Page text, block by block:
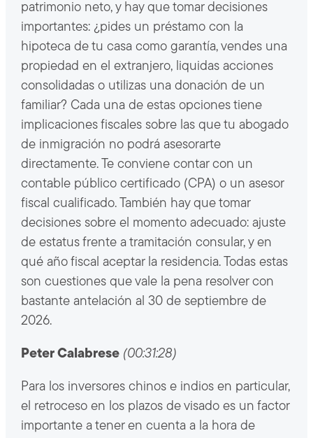
patrimonio neto, y hay que tomar decisiones
importantes: ¿pides un préstamo con la
hipoteca de tu casa como garantía, vendes una
propiedad en el extranjero, liquidas acciones
consolidadas o utilizas una donación de un
familiar? Cada una de estas opciones tiene
implicaciones fiscales sobre las que tu abogado
de inmigración no podrá asesorarte
directamente. Te conviene contar con un
contable público certificado (CPA) o un asesor
fiscal cualificado. También hay que tomar
decisiones sobre el momento adecuado: ajuste
de estatus frente a tramitación consular, y en
qué año fiscal aceptar la residencia. Todas estas
son cuestiones que vale la pena resolver con
bastante antelación al 30 de septiembre de
2026.
Peter Calabrese (00:31:28)
Para los inversores chinos e indios en particular,
el retroceso en los plazos de visado es un factor
importante a tener en cuenta a la hora de